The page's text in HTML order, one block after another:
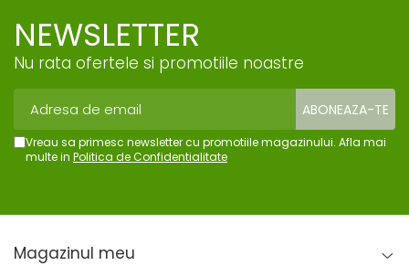
NEWSLETTER
Nu rata ofertele si promotiile noastre
Vreau sa primesc newsletter cu promotiile magazinului. Afla mai
multe in Politica de Confidentialitate
Magazinul meu